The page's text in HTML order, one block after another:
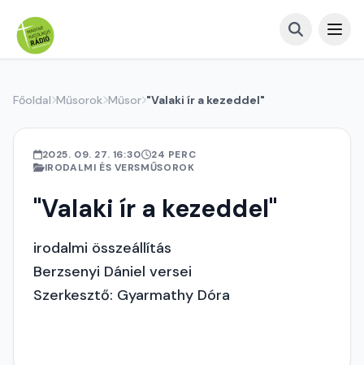
Főoldal Műsorok Műsor "Valaki ír a kezeddel"
2025. 09. 27. 16:30
24 PERC
IRODALMI ÉS VERSMŰSOROK
"Valaki ír a kezeddel"
irodalmi összeállítás
Berzsenyi Dániel versei
Szerkesztő: Gyarmathy Dóra